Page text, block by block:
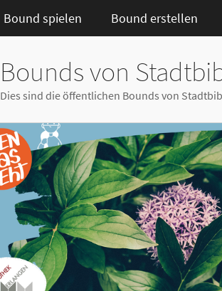
Bound spielen Bound erstellen
Bounds von
Dies sind die öffentlichen Bounds von